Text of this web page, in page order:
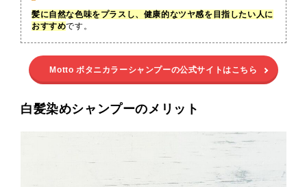
髪に自然な色味をプラスし、健康的なツヤ感を目指したい人に
おすすめです。
Motto ボタニカラーシャンプーの公式サイトはこちら
白髪染めシャンプーのメリット